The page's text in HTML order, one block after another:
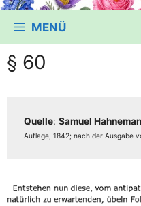
MENÜ
§ 60
Quel­le: Samu­el
Auf­la­ge, 1842; nach der Aus­ga­be